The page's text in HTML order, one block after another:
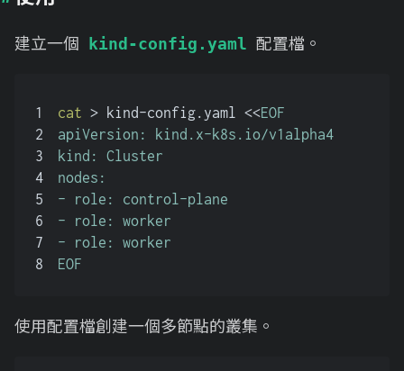
建立一個 kind-config.yaml 配置檔。
1
2
3
4
5
6
7
8
cat > kind-config.yaml <<EOF
apiVersion: kind.x-k8s.io/v1alpha4
kind: Cluster
nodes:
- role: control-plane
- role: worker
- role: worker
EOF
使用配置檔創建一個多節點的叢集。